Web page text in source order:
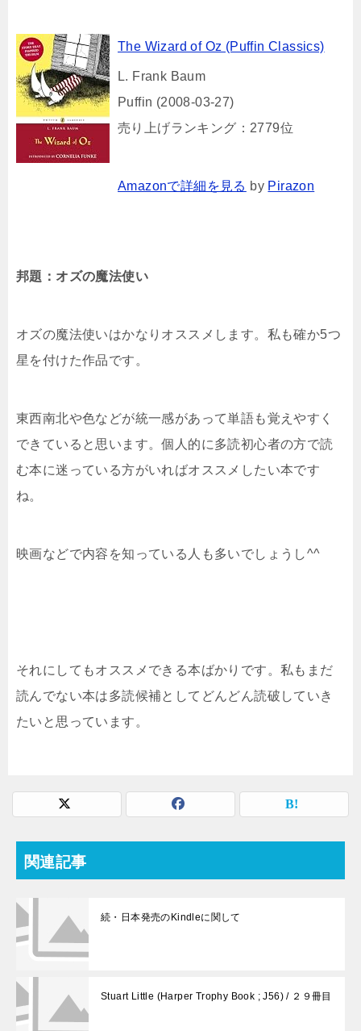
The Wizard of Oz (Puffin Classics)
L. Frank Baum
Puffin (2008-03-27)
売り上げランキング：2779位
Amazonで詳細を見る by Pirazon
邦題：オズの魔法使い
オズの魔法使いはかなりオススメします。私も確か5つ
星を付けた作品です。
東西南北や色などが統一感があって単語も覚えやすく
できていると思います。個人的に多読初心者の方で読
む本に迷っている方がいればオススメしたい本です
ね。
映画などで内容を知っている人も多いでしょうし^^
それにしてもオススメできる本ばかりです。私もまだ
読んでない本は多読候補としてどんどん読破していき
たいと思っています。
関連記事
続・日本発売のKindleに関して
Stuart Little (Harper Trophy Book ; J56) / ２９冊目